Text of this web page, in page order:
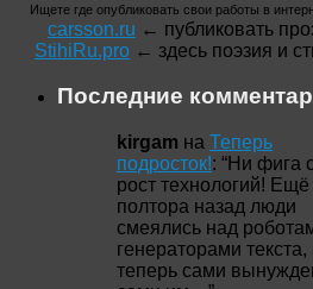
Ищете где опубликовать свои работы в
carsson.ru ← публиковать
StihiRu.pro ← здесь поэзия и
Последние
kirgam на Теперь
подросток!: “Ни фига
рост технологий! Ещё
полтора назад люди
смеялись над
генераторами текста,
теперь сами